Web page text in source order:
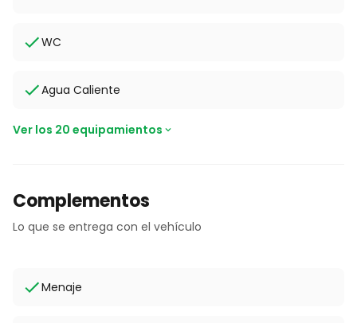
WC
Agua Caliente
Ver los 20 equipamientos
Complementos
Lo que se entrega con el vehículo
Menaje